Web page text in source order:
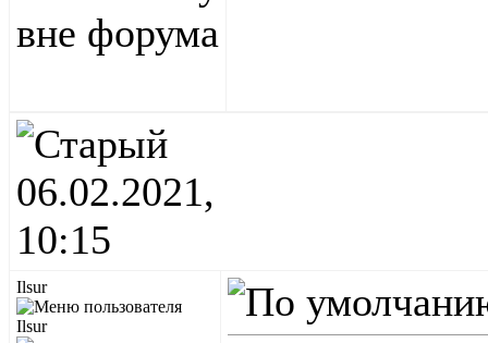
06.02.2021,
10:15
Ilsur